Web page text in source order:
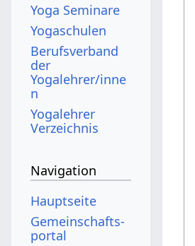
Yoga Seminare
Yogaschulen
Berufsverband
der
Yogalehrer/inne
n
Yogalehrer
Verzeichnis
Navigation
Hauptseite
Gemeinschafts­
portal